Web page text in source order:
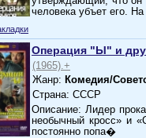
человека убъет его.
Операция "Ы" и
(1965).+
Жанр: Комедия/
Страна: СССР
Описание: Лидер
необычный кросс» и
постоянно попа�